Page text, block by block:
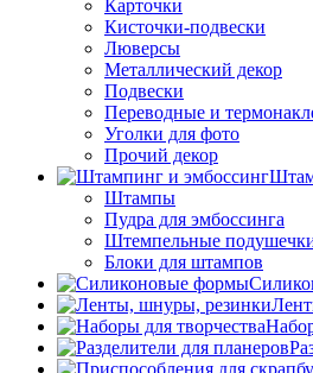
Карточки
Кисточки-подвески
Люверсы
Металлический декор
Подвески
Переводные и
Уголки для фото
Прочий декор
Штампы
Пудра для эмбоссинга
Штемпельные
Блоки для штампов